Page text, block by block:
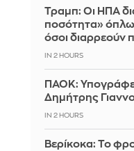
Τραμπ: Οι ΗΠΑ
ποσότητα»
όσοι διαρρεούν
IN 2 HOURS
ΠΑΟΚ:
Δημήτρης
IN 2 HOURS
Βερίκοκα: Το